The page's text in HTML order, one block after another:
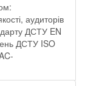
аудиторів
ДСТУ EN
ДСТУ ISO